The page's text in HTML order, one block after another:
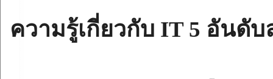
ความรู้เกี่ยวกับ IT 5 อันดับ